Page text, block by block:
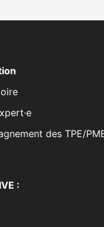
des TPE/
: